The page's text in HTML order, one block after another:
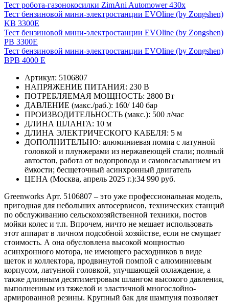
Тест робота-газонокосилки ZimAni Automower 430х
Тест бензиновой мини-электростанции EVOline (by Zongshen)
KB 3300E
Тест бензиновой мини-электростанции EVOline (by Zongshen)
PB 3300E
Тест бензиновой мини-электростанции EVOline (by Zongshen)
BPB 4000 E
Артикул: 5106807
НАПРЯЖЕНИЕ ПИТАНИЯ: 230 В
ПОТРЕБЛЯЕМАЯ МОЩНОСТЬ: 2800 Вт
ДАВЛЕНИЕ (макс./раб.): 160/ 140 бар
ПРОИЗВОДИТЕЛЬНОСТЬ (макс.): 500 л/час
ДЛИНА ШЛАНГА: 10 м
ДЛИНА ЭЛЕКТРИЧЕСКОГО КАБЕЛЯ: 5 м
ДОПОЛНИТЕЛЬНО: алюминиевая помпа с латунной
головкой и плунжерами из нержавеющей стали; полный
автостоп, работа от водопровода и самовсасыванием из
ёмкости; бесщеточный асинхронный двигатель
ЦЕНА (Москва, апрель 2025 г.):34 990 руб.
Greenworks Арт. 5106807 – это уже профессиональная модель,
пригодная для небольших автосервисов, технических станций
по обслуживанию сельскохозяйственной техники, постов
мойки колес и т.п. Впрочем, ничто не мешает использовать
этот аппарат в личном подсобной хозяйстве, если не смущает
стоимость. А она обусловлена высокой мощностью
асинхронного мотора, не имеющего расходников в виде
щеток и коллектора, продвинутой помпой с алюминиевым
корпусом, латунной головкой, улучшающей охлаждение, а
также длинным десятиметровым шлангом высокого давления,
выполненным из тяжелой и эластичной многослойно-
армированной резины. Крупный бак для шампуня позволяет